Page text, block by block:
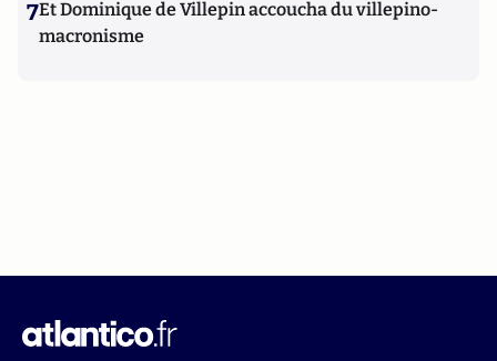
7Et Dominique de Villepin accoucha du villepino-
macronisme